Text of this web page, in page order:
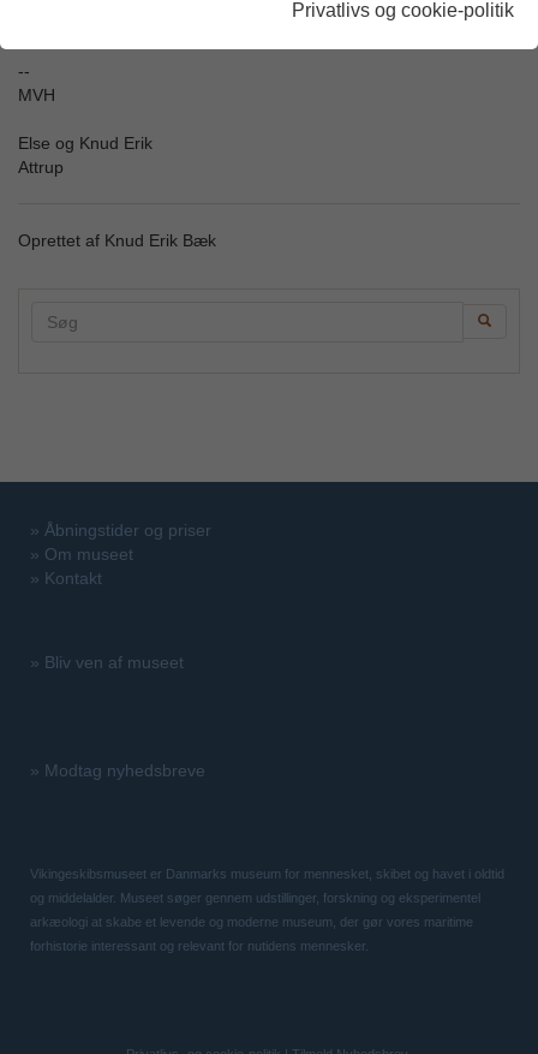
Privatlivs og cookie-politik
--
MVH
Else og Knud Erik
Attrup
Oprettet af Knud Erik Bæk
» Åbningstider og priser
» Om museet
» Kontakt
» Bliv ven af museet
» Modtag nyhedsbreve
Vikingeskibsmuseet er Danmarks museum for mennesket, skibet og havet i oldtid
og middelalder. Museet søger gennem udstillinger, forskning og eksperimentel
arkæologi at skabe et levende og moderne museum, der gør vores maritime
forhistorie interessant og relevant for nutidens mennesker.